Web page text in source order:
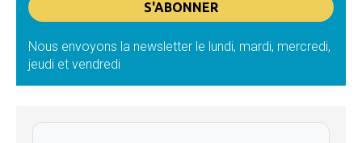
Nous envoyons la newsletter le lundi, mardi, mercredi,
jeudi et vendredi